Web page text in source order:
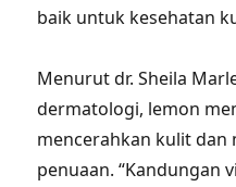
baik untuk kesehatan
Menurut dr. Sheila
dermatologi, lemon
mencerahkan kulit
penuaan. “Kandungan